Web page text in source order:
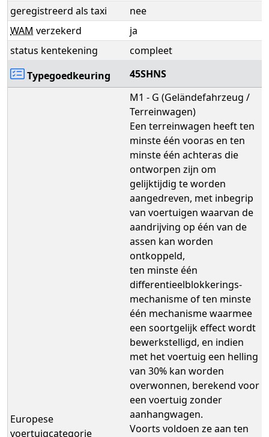
geregistreerd als taxi
nee
WAM verzekerd
ja
status kentekening
compleet
Typegoedkeuring
45SHNS
Europese
voertuigcategorie
M1 - G (Geländefahrzeug /
Terreinwagen)
Een terreinwagen heeft ten
minste één vooras en ten
minste één achteras die
ontworpen zijn om
gelijktijdig te worden
aangedreven, met inbegrip
van voertuigen waarvan de
aandrijving op één van de
assen kan worden
ontkoppeld,
ten minste één
differentieelblokkerings-
mechanisme of ten minste
één mechanisme waarmee
een soortgelijk effect wordt
bewerkstelligd, en indien
met het voertuig een helling
van 30% kan worden
overwonnen, berekend voor
een voertuig zonder
aanhangwagen.
Voorts voldoen ze aan ten